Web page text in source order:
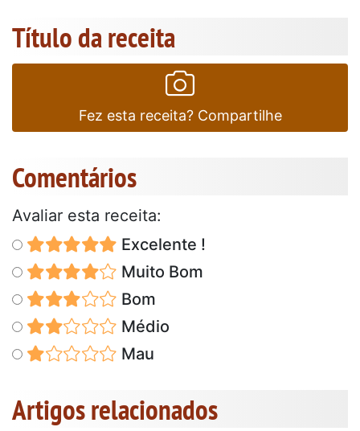
Título da receita
Fez esta receita? Compartilhe
Comentários
Avaliar esta receita:
Excelente !
Muito Bom
Bom
Médio
Mau
Artigos relacionados